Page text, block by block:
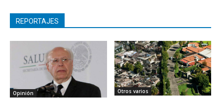
REPORTAJES
Opinión Otros varios